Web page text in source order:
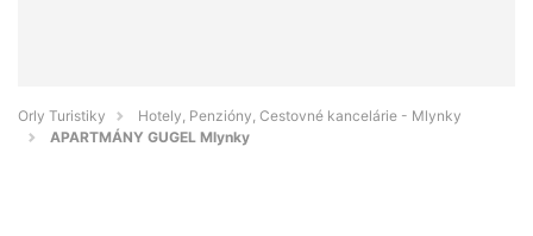
Orly Turistiky
Hotely, Penzióny, Cestovné kancelárie - Mlynky
APARTMÁNY GUGEL Mlynky